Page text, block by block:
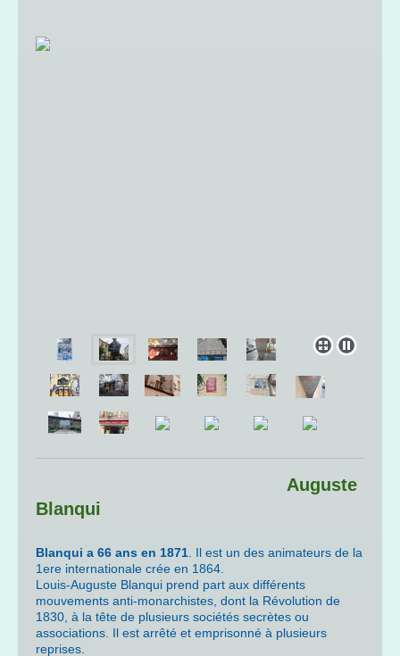
Auguste
Blanqui
Blanqui a 66 ans en 1871 . Il est un des animateurs de la
1ere internationale crée en 1864.
Louis-Auguste Blanqui prend part aux différents
mouvements anti-monarchistes, dont la Révolution de
1830, à la tête de plusieurs sociétés secrètes ou
associations. Il est arrêté et emprisonné à plusieurs
reprises.